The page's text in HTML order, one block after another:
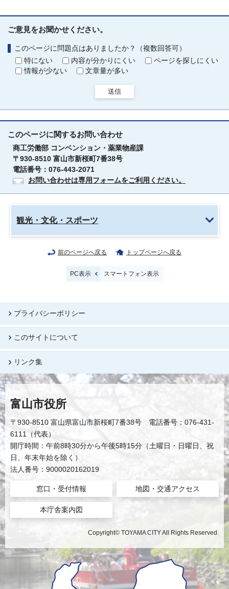
ご意見をお聞かせください。
このページに問題点はありましたか？（複数回答可）
特にない
内容が分かりにくい
ページを探しにくい
情報が少ない
文章量が多い
送信
このページに関するお問い合わせ
商工労働部 コンベンション・薬業物産課
〒930-8510 富山市新桜町7番38号
電話番号：076-443-2071
お問い合わせは専用フォームをご利用ください。
観光・文化・スポーツ
前のページへ戻る トップページへ戻る
PC表示 スマートフォン表示
プライバシーポリシー
このサイトについて
リンク集
富山市役所
〒930-8510 富山県富山市新桜町7番38号 電話番号：076-431-
6111（代表）
開庁時間：午前8時30分から午後5時15分（土曜日・日曜日、祝
日、年末年始を除く）
法人番号：9000020162019
窓口・受付情報 地図・交通アクセス
本庁舎案内図
Copyright© TOYAMA CITY All Rights Reserved.